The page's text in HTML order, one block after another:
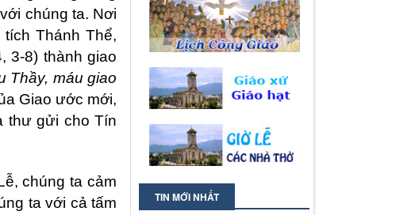
chúng ta. Nơi
Thánh Thể,
3-8) thành giao
Thầy, máu giao
Giao ước mới,
thư gửi cho Tín
chúng ta cảm
ta với cả tấm
TIN MỚI NHẤT